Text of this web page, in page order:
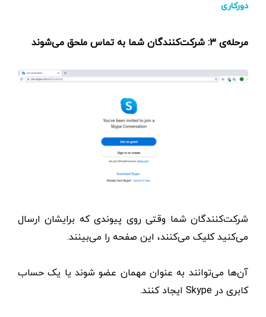
دورکاری
مرحله‌ی ۳: شرکت‌کنندگان شما به تماس ملحق می‌شوند
شرکت‌کنندگان شما وقتی روی پیوندی که برایشان ارسال
می‌کنید کلیک می‌کنند، این صفحه را می‌بینند.
آن‌ها می‌توانند به عنوان مهمان عضو شوند یا یک حساب
کابری در Skype ایجاد کنند.